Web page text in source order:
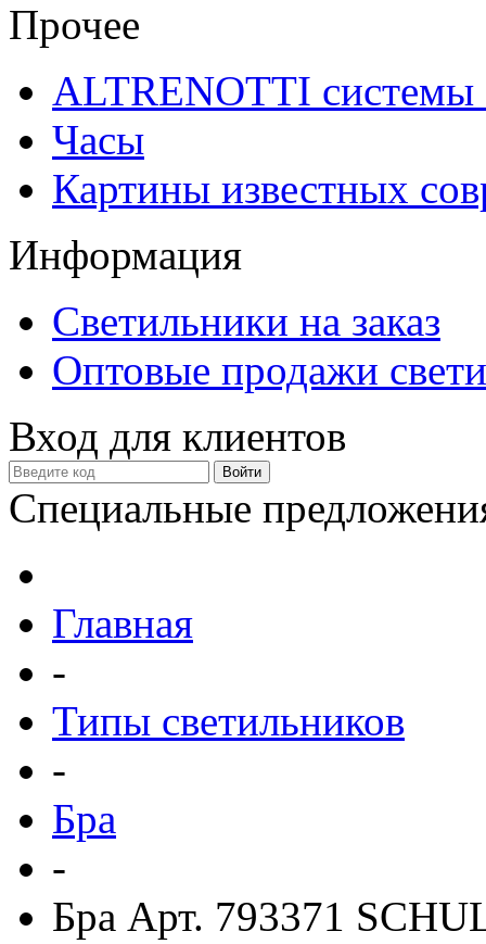
Прочее
ALTRENOTTI системы
Часы
Картины известных
Информация
Светильники на заказ
Оптовые продажи
Вход для клиентов
Специальные
Главная
-
Типы светильников
-
Бра
-
Бра Арт. 793371